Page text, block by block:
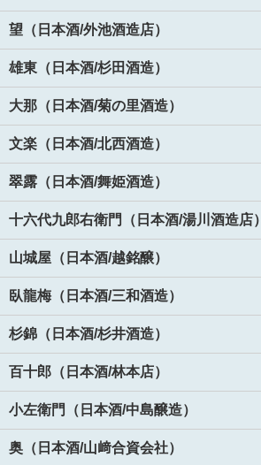
望（日本酒/外池酒造店）
雄東（日本酒/杉田酒造）
大那（日本酒/菊の里酒造）
文楽（日本酒/北西酒造）
翠露（日本酒/舞姫酒造）
十六代九郎右衛門（日本酒/湯川酒造店）
山城屋（日本酒/越銘醸）
臥龍梅（日本酒/三和酒造）
杉錦（日本酒/杉井酒造）
百十郎（日本酒/林本店）
小左衛門（日本酒/中島醸造）
奥（日本酒/山﨑合資会社）